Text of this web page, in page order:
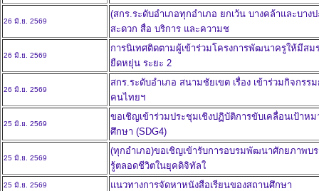
26 มิ.ย. 2569
(สกร.ระดับอำเภอทุกอำเภอ ยกเว้น บางคล้าและบา
สะดวก สื่อ บริการ และความช
26 มิ.ย. 2569
การนิเทศติดตามผู้เข้าร่วมโครงการพัฒนาครูให้มีสม
ยืดหยุ่น ระยะ 2
26 มิ.ย. 2569
สกร.ระดับอำเภอ สนามชัยเขต เรื่อง เข้าร่วมกิจกรร
คนไทยฯ
25 มิ.ย. 2569
ขอเชิญเข้าร่วมประชุมเชิงปฏิบัติการขับเคลื่อนเป้า
ศึกษา (SDG4)
25 มิ.ย. 2569
(ทุกอำเภอ)ขอเชิญเข้ารับการอบรมพัฒนาศักยภาพบ
รู้ตลอดชีวิตในยุคดิจิทัลใ
25 มิ.ย. 2569 แนวทางการจัดหาหนังสือเรียนของสถานศึกษา